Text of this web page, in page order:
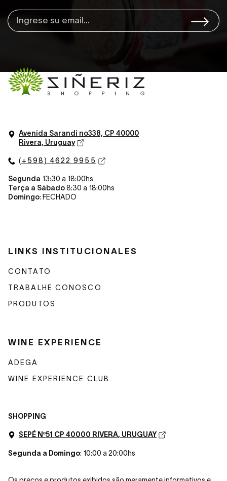
Avenida Sarandi no338, CP 40000
Rivera, Uruguay
(+598) 4622 9955
Segunda 13:30 a 18:00hs
Terça a Sábado8:30 a 18:00hs
Domingo: FECHADO
LINKS INSTITUCIONALES
CONTATO
TRABALHE CONOSCO
PRODUTOS
WINE EXPERIENCE
ADEGA
WINE EXPERIENCE CLUB
SHOPPING
SEPÉ Nº51 CP 40000 RIVERA, URUGUAY
Segunda a Domingo: 10:00 a 20:00hs